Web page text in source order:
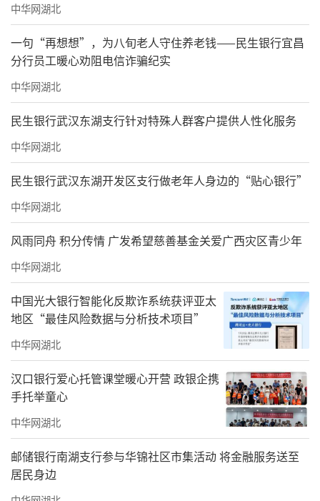
中华网湖北
一句“再想想”，为八旬老人守住养老钱——民生银行宜昌
分行员工暖心劝阻电信诈骗纪实
中华网湖北
民生银行武汉东湖支行针对特殊人群客户提供人性化服务
中华网湖北
民生银行武汉东湖开发区支行做老年人身边的“贴心银行”
中华网湖北
风雨同舟 积分传情 广发希望慈善基金关爱广西灾区青少年
中华网湖北
中国光大银行智能化反欺诈系统获评亚太
地区“最佳风险数据与分析技术项目”
中华网湖北
汉口银行爱心托管课堂暖心开营 政银企携
手托举童心
中华网湖北
邮储银行南湖支行参与华锦社区市集活动 将金融服务送至
居民身边